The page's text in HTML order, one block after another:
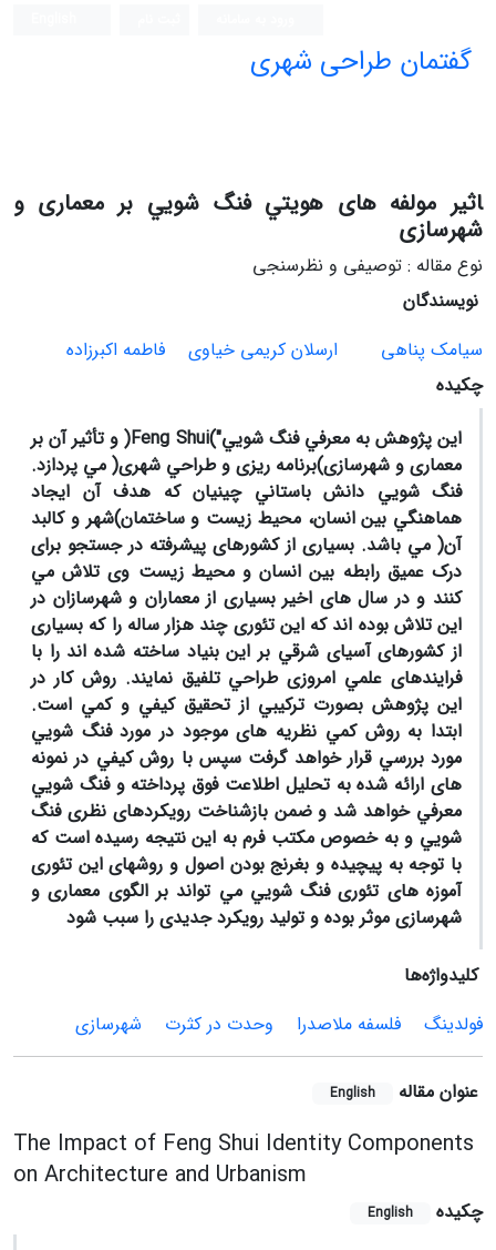
گفتمان طراحی شهری
ﺎﺛﻴﺮ ﻣﻮﻟﻔﻪ ﻫﺎی ﻫﻮﻳﺘﻲ ﻓﻨﮓ ﺷﻮﻳﻲ ﺑﺮ ﻣﻌﻤﺎری و
ﺷﻬﺮﺳﺎزی
نوع مقاله : توصیفی و نظرسنجی
نویسندگان
سیامک پناهی
ارسلان کریمی خیاوی
فاطمه اکبرزاده
چکیده
اﻳﻦ ﭘﮋوﻫﺶ ﺑﻪ ﻣﻌﺮﻓﻲ ﻓﻨﮓ ﺷﻮﻳﻲ")Feng Shui( و ﺗﺄﺛﻴﺮ آن ﺑﺮ
ﻣﻌﻤﺎری و ﺷﻬﺮﺳﺎزی)ﺑﺮﻧﺎﻣﻪ رﻳﺰی و ﻃﺮاﺣﻲ ﺷﻬﺮی( ﻣﻲ ﭘﺮدازد.
ﻓﻨﮓ ﺷﻮﻳﻲ داﻧﺶ ﺑﺎﺳﺘﺎﻧﻲ ﭼﻴﻨﻴﺎن ﻛﻪ ﻫﺪف آن اﻳﺠﺎد
ﻫﻤﺎﻫﻨﮕﻲ ﺑﻴﻦ اﻧﺴﺎن، ﻣﺤﻴﻂ زﻳﺴﺖ و ﺳﺎﺧﺘﻤﺎن)ﺷﻬﺮ و ﻛﺎﻟﺒﺪ
آن( ﻣﻲ ﺑﺎﺷﺪ. ﺑﺴﻴﺎری از ﻛﺸﻮرﻫﺎی ﭘﻴﺸﺮﻓﺘﻪ در ﺟﺴﺘﺠﻮ ﺑﺮای
درک ﻋﻤﻴﻖ راﺑﻄﻪ ﺑﻴﻦ اﻧﺴﺎن و ﻣﺤﻴﻂ زﻳﺴﺖ وی ﺗﻼش ﻣﻲ
ﻛﻨﻨﺪ و در ﺳﺎل ﻫﺎی اﺧﻴﺮ ﺑﺴﻴﺎری از ﻣﻌﻤﺎران و ﺷﻬﺮﺳﺎزان در
اﻳﻦ ﺗﻼش ﺑﻮده اﻧﺪ ﻛﻪ اﻳﻦ ﺗﺌﻮری ﭼﻨﺪ ﻫﺰار ﺳﺎﻟﻪ را ﻛﻪ ﺑﺴﻴﺎری
از ﻛﺸﻮرﻫﺎی آﺳﻴﺎی ﺷﺮﻗﻲ ﺑﺮ اﻳﻦ ﺑﻨﻴﺎد ﺳﺎﺧﺘﻪ ﺷﺪه اﻧﺪ را ﺑﺎ
ﻓﺮاﻳﻨﺪﻫﺎی ﻋﻠﻤﻲ اﻣﺮوزی ﻃﺮاﺣﻲ ﺗﻠﻔﻴﻖ ﻧﻤﺎﻳﻨﺪ. روش ﻛﺎر در
اﻳﻦ ﭘﮋوﻫﺶ ﺑﺼﻮرت ﺗﺮﻛﻴﺒﻲ از ﺗﺤﻘﻴﻖ ﻛﻴﻔﻲ و ﻛﻤﻲ اﺳﺖ.
اﺑﺘﺪا ﺑﻪ روش ﻛﻤﻲ ﻧﻈﺮﻳﻪ ﻫﺎی ﻣﻮﺟﻮد در ﻣﻮرد ﻓﻨﮓ ﺷﻮﻳﻲ
ﻣﻮرد ﺑﺮرﺳﻲ ﻗﺮار ﺧﻮاﻫﺪ ﮔﺮﻓﺖ ﺳﭙﺲ ﺑﺎ روش ﻛﻴﻔﻲ در ﻧﻤﻮﻧﻪ
ﻫﺎی اراﺋﻪ ﺷﺪه ﺑﻪ ﺗﺤﻠﻴﻞ اﻃﻼﻋﺖ ﻓﻮق ﭘﺮداﺧﺘﻪ و ﻓﻨﮓ ﺷﻮﻳﻲ
ﻣﻌﺮﻓﻲ ﺧﻮاﻫﺪ ﺷﺪ و ﺿﻤﻦ ﺑﺎزﺷﻨﺎﺧﺖ روﻳﻜﺮدﻫﺎی ﻧﻈﺮی ﻓﻨﮓ
ﺷﻮﻳﻲ و ﺑﻪ ﺧﺼﻮص ﻣﻜﺘﺐ ﻓﺮم ﺑﻪ اﻳﻦ ﻧﺘﻴﺠﻪ رﺳﻴﺪه اﺳﺖ ﻛﻪ
ﺑﺎ ﺗﻮﺟﻪ ﺑﻪ ﭘﻴﭽﻴﺪه و ﺑﻐﺮﻧﺞ ﺑﻮدن اﺻﻮل و روﺷﻬﺎی اﻳﻦ ﺗﺌﻮری
آﻣﻮزه ﻫﺎی ﺗﺌﻮری ﻓﻨﮓ ﺷﻮﻳﻲ ﻣﻲ ﺗﻮاﻧﺪ ﺑﺮ اﻟﮕﻮی ﻣﻌﻤﺎری و
ﺷﻬﺮﺳﺎزی ﻣﻮﺛﺮ ﺑﻮده و ﺗﻮﻟﻴﺪ روﻳﻜﺮد ﺟﺪﻳﺪی را ﺳﺒﺐ ﺷﻮد
کلیدواژه‌ها
فولدینگ
فلسفه ملاصدرا وحدت در کثرت شهرسازی
عنوان مقاله English
The Impact of Feng Shui Identity Components
on Architecture and Urbanism
چکیده English